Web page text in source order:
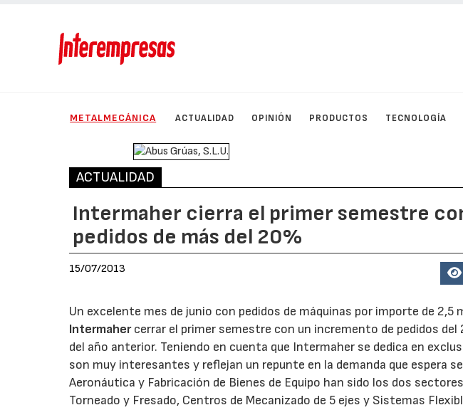
METALMECÁNICA ACTUALIDAD OPINIÓN PRODUCTOS TECNOLOGÍA
ACTUALIDAD
Intermaher cierra el primer semestre
pedidos de más del 20%
15/07/2013
Un excelente mes de junio con pedidos de máquinas por importe de 2,5
Intermahercerrar el primer semestre con un incremento de pedidos
del año anterior. Teniendo en cuenta que Intermaher se dedica en
son muy interesantes y reflejan un repunte en la demanda que espera
Aeronáutica y Fabricación de Bienes de Equipo han sido los dos
Torneado y Fresado, Centros de Mecanizado de 5 ejes y Sistemas